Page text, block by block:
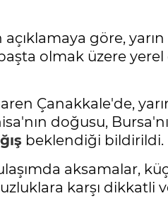
göre,
olmak üzere
Çanakkale'de,
doğusu,
beklendiği bildirildi.
aksamalar,
karşı dikkatli